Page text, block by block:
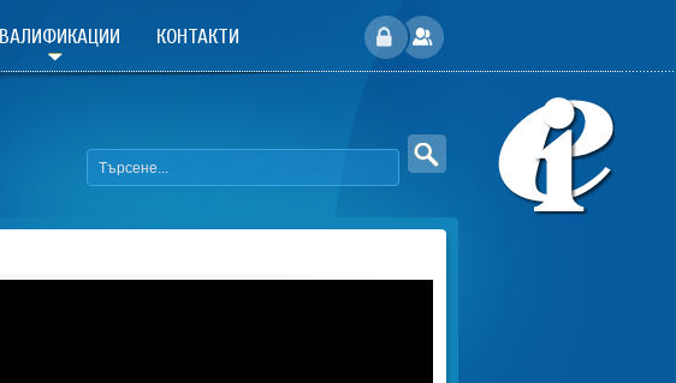
КОНТАКТИ